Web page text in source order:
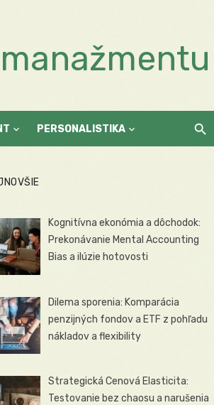
PERSONALISTIKA
Kognitívna ekonómia a dôchodok:
Prekonávanie Mental Accounting
Bias a ilúzie hotovosti
Dilema sporenia: Komparácia
penzijných fondov a ETF z pohľadu
nákladov a flexibility
Strategická Cenová Elasticita:
Testovanie bez chaosu a narušenia